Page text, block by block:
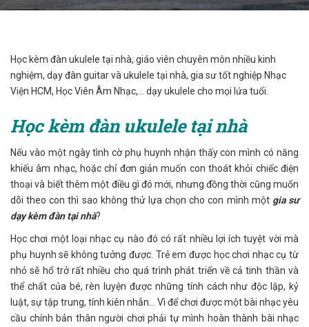
Học kèm đàn ukulele tại nhà, giáo viên chuyên môn nhiều kinh
nghiệm, dạy đàn guitar và ukulele tại nhà, gia sư tốt nghiệp Nhạc
Viện HCM, Học Viên Âm Nhạc,... dạy ukulele cho mọi lứa tuổi.
Học kèm đàn ukulele tại nhà
Nếu vào một ngày tình cờ phụ huynh nhận thấy con mình có năng
khiếu âm nhạc, hoặc chỉ đơn giản muốn con thoát khỏi chiếc điện
thoại và biết thêm một điều gì đó mới, nhưng đồng thời cũng muốn
dõi theo con thì sao không thử lựa chọn cho con mình một gia sư
dạy kèm đàn tại nhà?
Học chơi một loại nhạc cụ nào đó có rất nhiều lợi ích tuyệt vời mà
phụ huynh sẽ không tưởng được. Trẻ em được học chơi nhạc cụ từ
nhỏ sẽ hổ trở rất nhiều cho quá trình phát triển về cả tinh thần và
thể chất của bé, rèn luyện được những tính cách như độc lập, kỷ
luật, sự tập trung, tính kiên nhẫn… Vì để chơi được một bài nhạc yêu
cầu chính bản thân người chơi phải tự mình hoàn thành bài nhạc